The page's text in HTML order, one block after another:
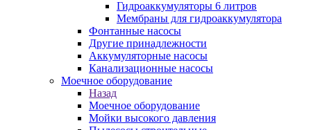
Гидроаккумуляторы 6 литров
Мембраны для гидроаккумулятора
Фонтанные насосы
Другие принадлежности
Аккумуляторные насосы
Канализационные насосы
Моечное оборудование
Назад
Моечное оборудование
Мойки высокого давления